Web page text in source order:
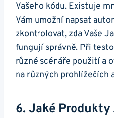
Vašeho kódu. Existuje
Vám umožní napsat
zkontrolovat,‍ zda Vaše
fungují správně. Při
různé scénáře použití a‌
na různých prohlížečích
6.‌ Jaké